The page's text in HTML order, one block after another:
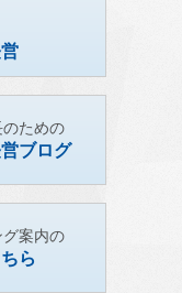
ための
ブログ
グ案内の
ら